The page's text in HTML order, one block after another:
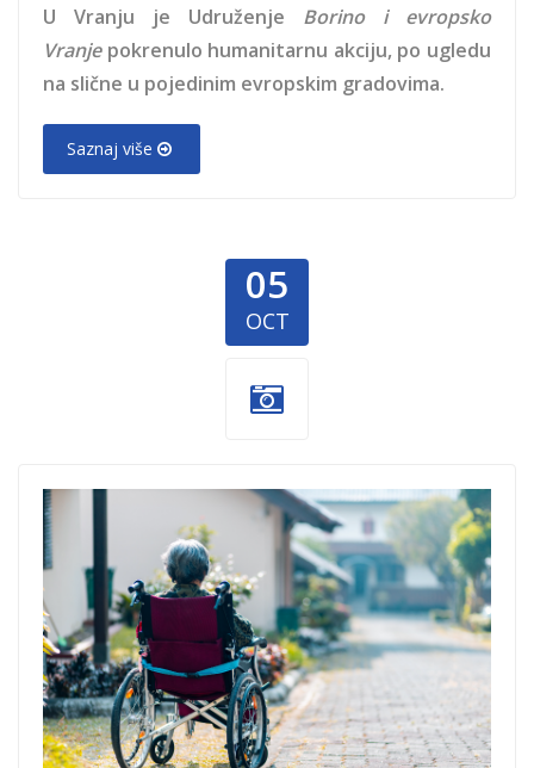
U Vranju je Udruženje Borino i evropsko
Vranjepokrenulo humanitarnu akciju, po ugledu
na slične u pojedinim evropskim gradovima.
Saznaj više
05
OCT
donacija-
invalidska-kolica-
dobrocinitim.png